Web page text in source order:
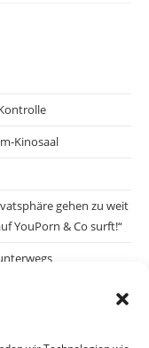
Kinosaal
gehen zu weit
YouPorn & Co surft!“
einem Anschlag wäre